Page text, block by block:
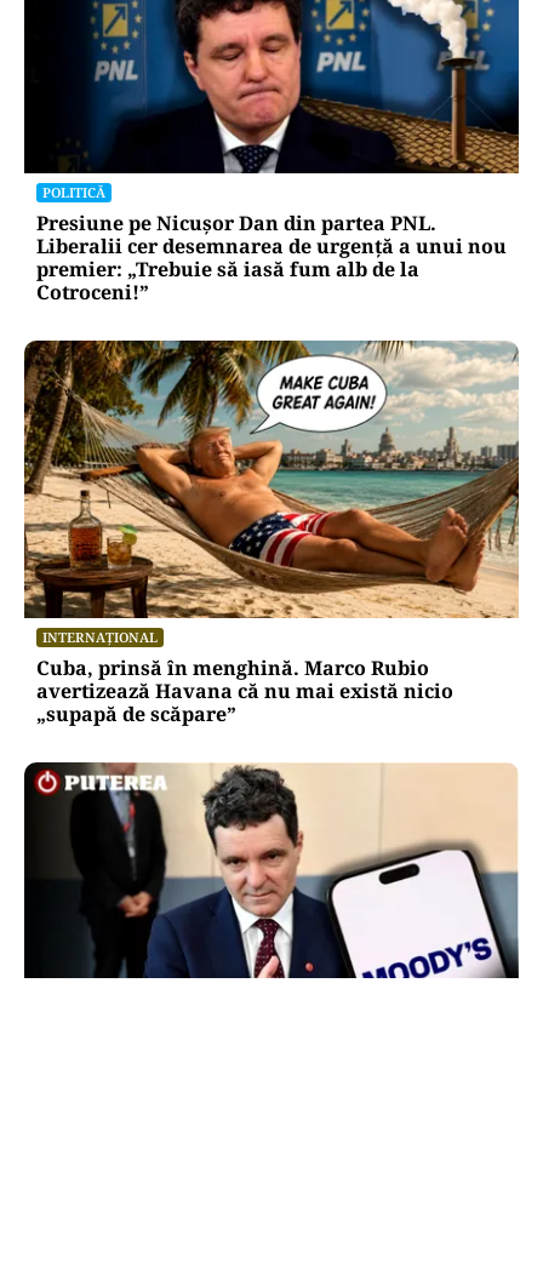
POLITICĂ
Presiune pe Nicușor Dan din partea PNL.
Liberalii cer desemnarea de urgență a unui nou
premier: „Trebuie să iasă fum alb de la
Cotroceni!”
INTERNAȚIONAL
Cuba, prinsă în menghină. Marco Rubio
avertizează Havana că nu mai există nicio
„supapă de scăpare”